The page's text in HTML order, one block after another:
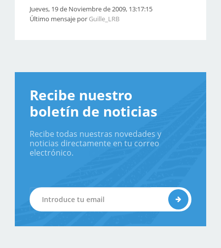
Jueves, 19 de Noviembre de 2009, 13:17:15
Último mensaje por Guille_LRB
Recibe nuestro
boletín de noticias
Recibe todas nuestras novedades y
noticias directamente en tu correo
electrónico.